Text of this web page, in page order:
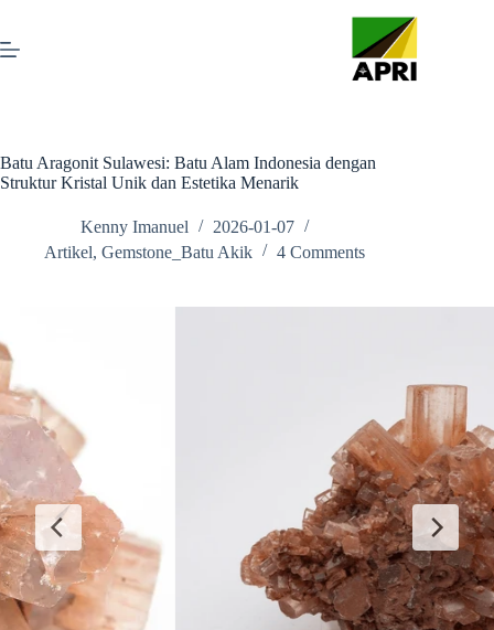
Batu Aragonit Sulawesi: Batu Alam Indonesia dengan
Struktur Kristal Unik dan Estetika Menarik
Kenny Imanuel
2026-01-07
Artikel, Gemstone_Batu Akik 4 Comments